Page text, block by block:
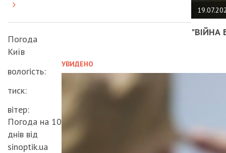
"ВІЙНА
УВИДЕНО
Погода
Київ
вологість:
тиск:
вітер:
Погода на 10
днів від
sinoptik.ua